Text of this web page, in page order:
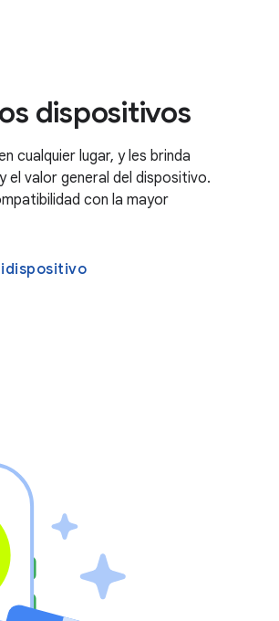
dispositivos
cualquier lugar, y les brinda
el valor general del dispositivo.
con la mayor